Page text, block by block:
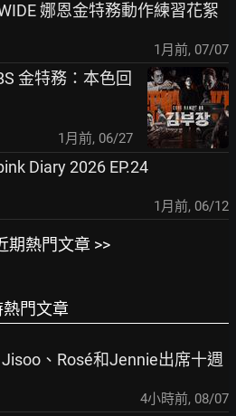
娜恩金特務動作練習花絮
1月前, 07/07
金特務：本色回
1月前, 06/27
Diary 2026 EP.24
1月前, 06/12
期熱門文章 >>
門文章
、Rosé和Jennie出席十週
4小時前, 08/07